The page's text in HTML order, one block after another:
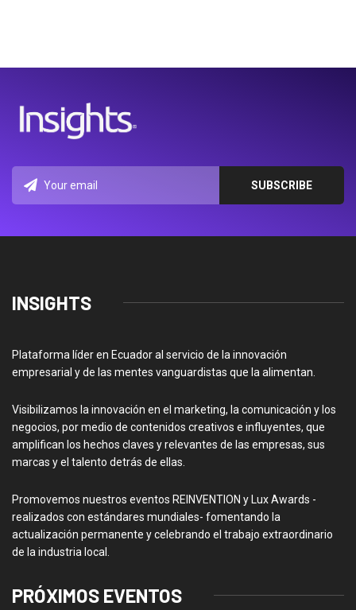
INSIGHTS
Plataforma líder en Ecuador al servicio de la innovación
empresarial y de las mentes vanguardistas que la alimentan.
Visibilizamos la innovación en el marketing, la comunicación y los
negocios, por medio de contenidos creativos e influyentes, que
amplifican los hechos claves y relevantes de las empresas, sus
marcas y el talento detrás de ellas.
Promovemos nuestros eventos REINVENTION y Lux Awards -
realizados con estándares mundiales- fomentando la
actualización permanente y celebrando el trabajo extraordinario
de la industria local.
PRÓXIMOS EVENTOS